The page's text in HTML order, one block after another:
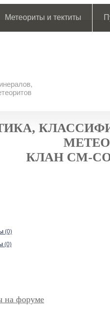
Метеориты и тектиты
КЛАН CM-
(0)
(0)
на форуме